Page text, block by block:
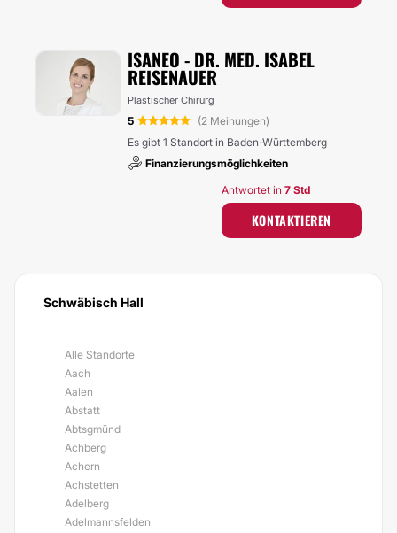
ISANEO - DR. MED. ISABEL
REISENAUER
Plastischer Chirurg
5
(2 Meinungen)
Es gibt 1 Standort in Baden-Württemberg
Finanzierungsmöglichkeiten
Antwortet in 7 Std
KONTAKTIEREN
Schwäbisch Hall
Alle Standorte
Aach
Aalen
Abstatt
Abtsgmünd
Achberg
Achern
Achstetten
Adelberg
Adelmannsfelden